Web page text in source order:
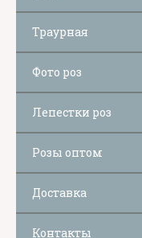
Траурная
Фото роз
Лепестки роз
Розы оптом
Доставка
Контакты